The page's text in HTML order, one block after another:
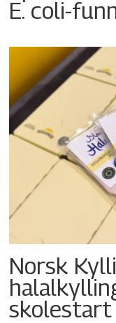
E. coli-
Norsk
skolestart